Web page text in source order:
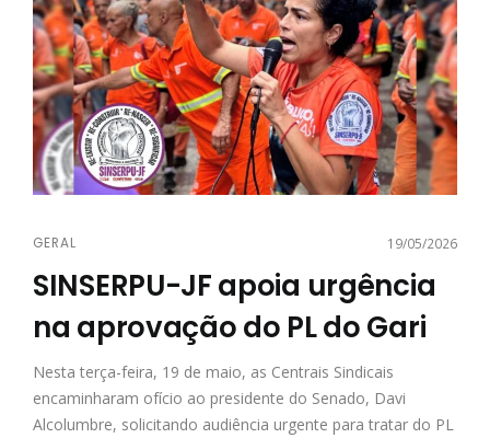
GERAL 19/05/2026
SINSERPU-JF apoia urgência
na aprovação do PL do Gari
Nesta terça-feira, 19 de maio, as Centrais Sindicais
encaminharam ofício ao presidente do Senado, Davi
Alcolumbre, solicitando audiência urgente para tratar do PL